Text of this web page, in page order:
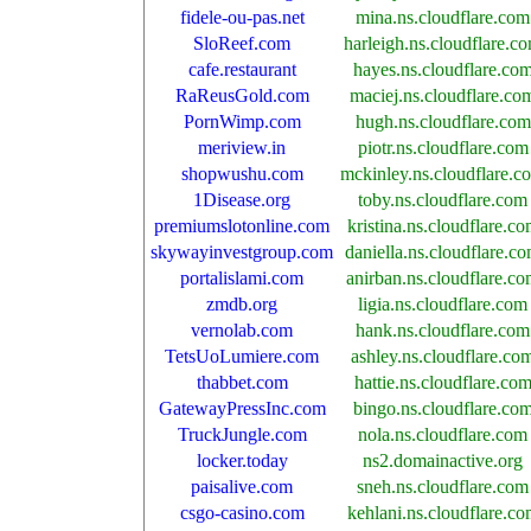
fidele-ou-pas.net
mina.ns.cloudflare.com
SloReef.com
cafe.restaurant
RaReusGold.com
PornWimp.com
hugh.ns.cloudflare.com
meriview.in
piotr.ns.cloudflare.com
shopwushu.com
1Disease.org
toby.ns.cloudflare.com
premiumslotonline.com
skywayinvestgroup.com
portalislami.com
zmdb.org
ligia.ns.cloudflare.com
vernolab.com
hank.ns.cloudflare.com
TetsUoLumiere.com
thabbet.com
hattie.ns.cloudflare.com
GatewayPressInc.com
TruckJungle.com
nola.ns.cloudflare.com
locker.today
ns2.domainactive.org
paisalive.com
sneh.ns.cloudflare.com
csgo-casino.com